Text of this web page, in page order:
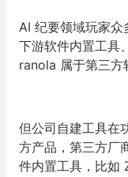
AI 纪要领域玩家众
下游软件内置工具
ranola 属于第三方
但公司自建工具在
方产品，第三方厂
件内置工具，比如